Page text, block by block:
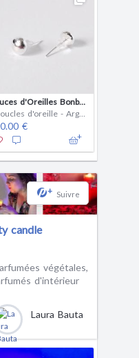
Puces d'Oreilles Bonbon - Midi - Argent 925
Boucles d'oreille - Argent (925)
€
+ Suivre
candle
végétales,
d'intérieur
Laura Bauta